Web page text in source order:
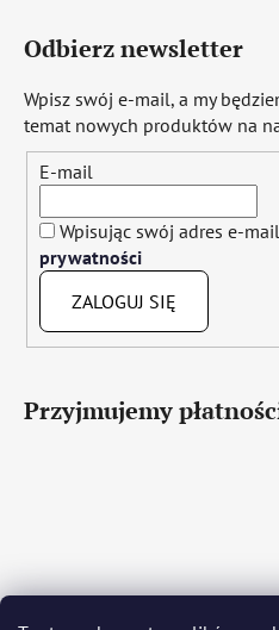
Odbierz newsletter
Wpisz swój e-mail, a my
temat nowych produktów na
E-mail
Wpisując swój adres e-
prywatności
ZALOGUJ SIĘ
Przyjmujemy